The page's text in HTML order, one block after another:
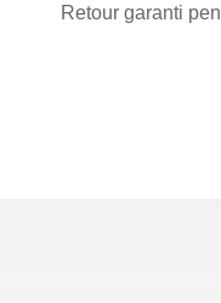
Retour garanti